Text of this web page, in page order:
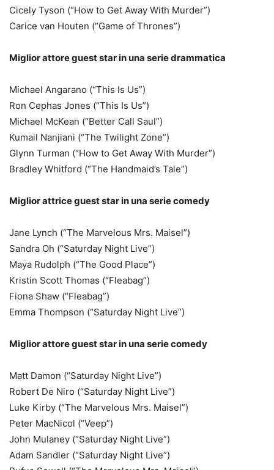
Cicely Tyson (“How to Get Away With Murder”)
Carice van Houten (“Game of Thrones”)
Miglior attore guest star in una serie drammatica
Michael Angarano (“This Is Us”)
Ron Cephas Jones (“This Is Us”)
Michael McKean (“Better Call Saul”)
Kumail Nanjiani (“The Twilight Zone”)
Glynn Turman (“How to Get Away With Murder”)
Bradley Whitford (“The Handmaid’s Tale”)
Miglior attrice guest star in una serie comedy
Jane Lynch (“The Marvelous Mrs. Maisel”)
Sandra Oh (“Saturday Night Live”)
Maya Rudolph (“The Good Place”)
Kristin Scott Thomas (“Fleabag”)
Fiona Shaw (“Fleabag”)
Emma Thompson (“Saturday Night Live”)
Miglior attore guest star in una serie comedy
Matt Damon (“Saturday Night Live”)
Robert De Niro (“Saturday Night Live”)
Luke Kirby (“The Marvelous Mrs. Maisel”)
Peter MacNicol (“Veep”)
John Mulaney (“Saturday Night Live”)
Adam Sandler (“Saturday Night Live”)